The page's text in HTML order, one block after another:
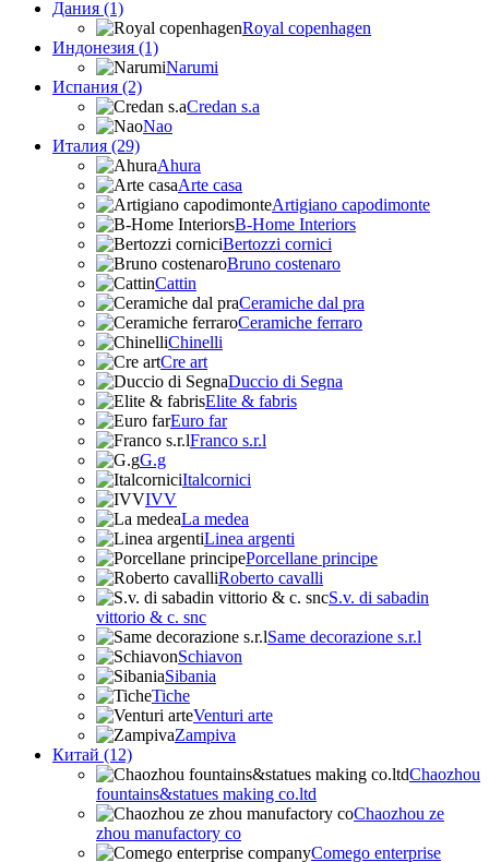
Дания (1)
Royal copenhagen
Индонезия (1)
Narumi
Испания (2)
Credan s.a
Nao
Италия (29)
Ahura
Arte casa
Artigiano capodimonte
B-Home Interiors
Bertozzi cornici
Bruno costenaro
Cattin
Ceramiche dal pra
Ceramiche ferraro
Chinelli
Cre art
Duccio di Segna
Elite & fabris
Euro far
Franco s.r.l
G.g
Italcornici
IVV
La medea
Linea argenti
Porcellane principe
Roberto cavalli
S.v. di sabadin
vittorio & c. snc
Same decorazione s.r.l
Schiavon
Sibania
Tiche
Venturi arte
Zampiva
Китай (12)
Chaozhou
fountains&statues making co.ltd
Chaozhou ze
zhou manufactory co
Comego enterprise